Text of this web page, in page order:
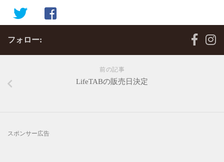
フォロー:
前の記事
LifeTABの販売日決定
スポンサー広告